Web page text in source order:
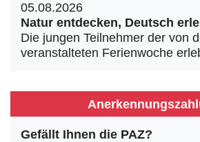
05.08.2026
Natur entdecken, Deutsch
Die jungen Teilnehmer der von
veranstalteten Ferienwoche
Gefällt Ihnen die PAZ?